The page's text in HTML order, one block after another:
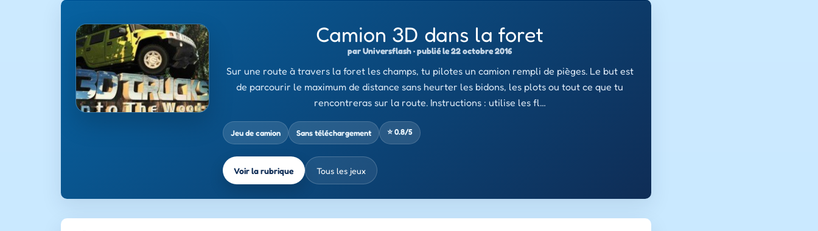
Camion 3D dans la foret
par Universflash · publié le 22 octobre 2016
Sur une route à travers la foret les champs, tu pilotes un camion rempli de pièges. Le but est
de parcourir le maximum de distance sans heurter les bidons, les plots ou tout ce que tu
rencontreras sur la route. Instructions : utilise les fl…
Jeu de camion Sans téléchargement ⭐ 0.8/5
Voir la rubrique Tous les jeux